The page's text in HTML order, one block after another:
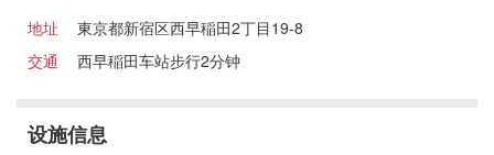
地址
東京都新宿区西早稲田2丁目19-8
交通
西早稲田车站步行2分钟
设施信息